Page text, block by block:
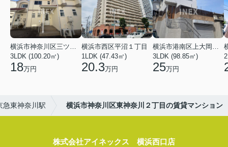
横浜市神奈川区三ツ沢上町
3LDK (100.20㎡)
18万円
横浜市西区平沼１丁目
1LDK (47.43㎡)
20.3万円
横浜市港南区上大岡東２丁目
3LDK (98.85㎡)
25万円
急東神奈川駅 横浜市神奈川区東神奈川２丁目の賃貸マンション
株式会社アイネックス 横浜西口店